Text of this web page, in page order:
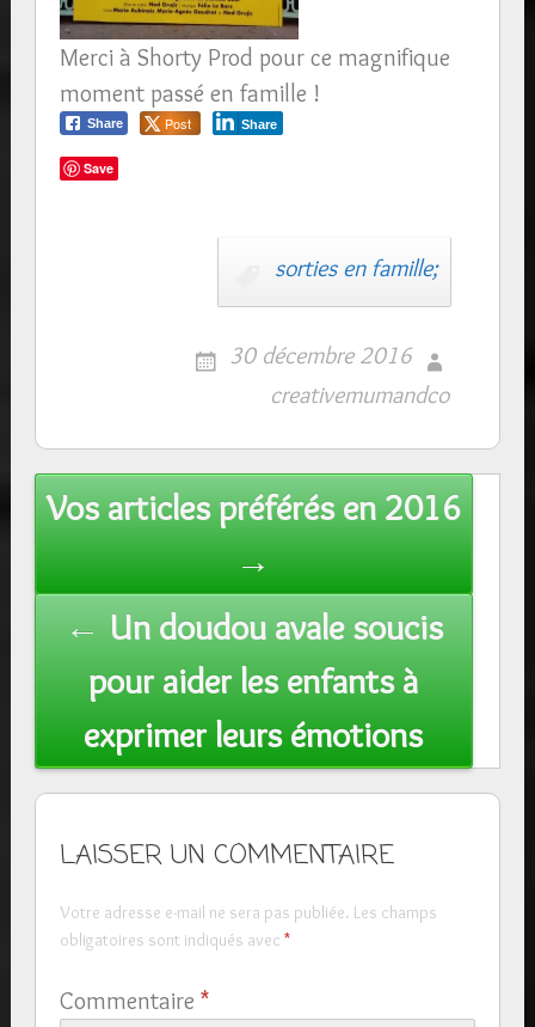
Merci à Shorty Prod pour ce magnifique
moment passé en famille !
Share Post Share
Save
sorties en famille;
30 décembre 2016
creativemumandco
Post
navigation
Vos articles préférés en 2016
→
← Un doudou avale soucis
pour aider les enfants à
exprimer leurs émotions
LAISSER UN COMMENTAIRE
Votre adresse e-mail ne sera pas publiée. Les champs
obligatoires sont indiqués avec *
Commentaire *